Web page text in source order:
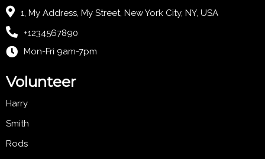
1, My Address, My Street, New York City, NY, USA
+1234567890
Mon-Fri 9am-7pm
Volunteer
Harry
Smith
Rods